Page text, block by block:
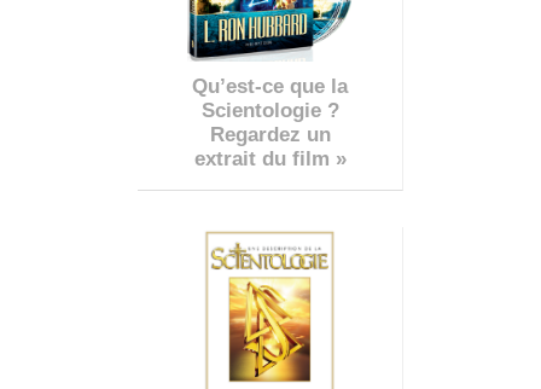
Qu’est-ce que la
Scientologie ?
Regardez un
extrait du film »